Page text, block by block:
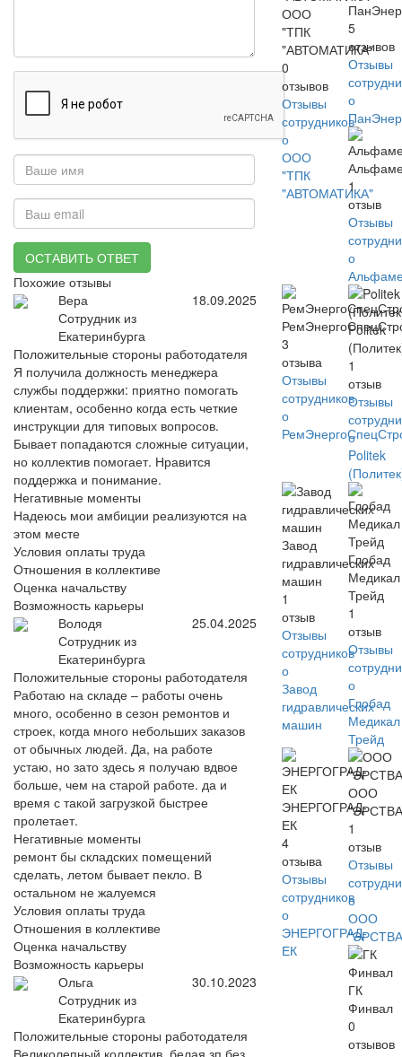
ОСТАВИТЬ ОТВЕТ
Похожие отзывы
Вера
Сотрудник из
Екатеринбурга
18.09.2025
Положительные стороны работодателя
Я получила должность менеджера
службы поддержки: приятно помогать
клиентам, особенно когда есть четкие
инструкции для типовых вопросов.
Бывает попадаются сложные ситуации,
но коллектив помогает. Нравится
поддержка и понимание.
Негативные моменты
Надеюсь мои амбиции реализуются на
этом месте
Условия оплаты труда
Отношения в коллективе
Оценка начальству
Возможность карьеры
Володя
Сотрудник из
Екатеринбурга
25.04.2025
Положительные стороны работодателя
Работаю на складе – работы очень
много, особенно в сезон ремонтов и
строек, когда много небольших заказов
от обычных людей. Да, на работе
устаю, но зато здесь я получаю вдвое
больше, чем на старой работе. да и
время с такой загрузкой быстрее
пролетает.
Негативные моменты
ремонт бы складских помещений
сделать, летом бывает пекло. В
остальном не жалуемся
Условия оплаты труда
Отношения в коллективе
Оценка начальству
Возможность карьеры
Ольга
Сотрудник из
Екатеринбурга
30.10.2023
Положительные стороны работодателя
Великолепный коллектив, белая зп без
ООО
"ТПК
"АВТОМАТИКА"
0
отзывов
Отзывы
сотрудников
о
ООО
"ТПК
"АВТОМАТИКА"
5
отзывов
Отзывы
о
1
отзыв
Отзывы
о
3
отзыва
Отзывы
сотрудников
о
Politek
1
отзыв
Отзывы
о
Politek
Завод
гидравлических
машин
1
отзыв
Отзывы
сотрудников
о
Завод
гидравлических
машин
Глобад
Медикал
Трейд
1
отзыв
Отзывы
о
Глобад
Медикал
Трейд
ЭНЕРГОГРАД-
ЕК
4
отзыва
Отзывы
сотрудников
о
ЭНЕРГОГРАД-
ЕК
ООО
1
отзыв
Отзывы
о
ООО
ГК
Финвал
0
отзывов